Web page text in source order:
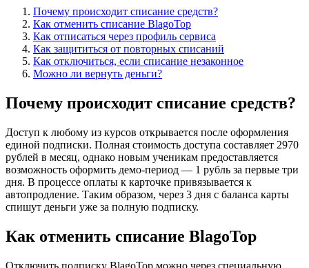
Почему происходит списание средств?
Как отменить списание BlagoTop
Как отписаться через профиль сервиса
Как защититься от повторных списаний
Как отключиться, если списание незаконное
Можно ли вернуть деньги?
Почему происходит списание средств?
Доступ к любому из курсов открывается после оформления
единой подписки. Полная стоимость доступа составляет 2970
рублей в месяц, однако новым ученикам предоставляется
возможность оформить демо-период — 1 рубль за первые три
дня. В процессе оплаты к карточке привязывается к
автопродление. Таким образом, через 3 дня с баланса карты
спишут деньги уже за полную подписку.
Как отменить списание BlagoTop
Отключить подписку BlagoTop можно через специальную